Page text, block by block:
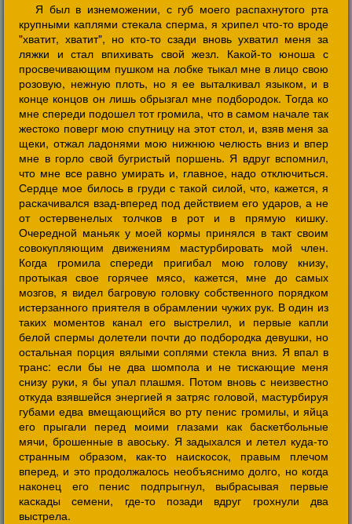
Я был в изнеможении, с губ моего распахнутого рта
крупными каплями стекала сперма, я хрипел что-то вроде
"хватит, хватит", но кто-то сзади вновь ухватил меня за
ляжки и стал впихивать свой жезл. Какой-то юноша с
просвечивающим пушком на лобке тыкал мне в лицо свою
розовую, нежную плоть, но я ее выталкивал языком, и в
конце концов он лишь обрызгал мне подбородок. Тогда ко
мне спереди подошел тот громила, что в самом начале так
жестоко поверг мою спутницу на этот стол, и, взяв меня за
щеки, отжал ладонями мою нижнюю челюсть вниз и впер
мне в горло свой бугристый поршень. Я вдруг вспомнил,
что мне все равно умирать и, главное, надо отключиться.
Сердце мое билось в груди с такой силой, что, кажется, я
раскачивался взад-вперед под действием его ударов, а не
от остервенелых толчков в рот и в прямую кишку.
Очередной маньяк у моей кормы принялся в такт своим
совокупляющим движениям мастурбировать мой член.
Когда громила спереди пригибал мою голову книзу,
протыкая свое горячее мясо, кажется, мне до самых
мозгов, я видел багровую головку собственного порядком
истерзанного приятеля в обрамлении чужих рук. В один из
таких моментов канал его выстрелил, и первые капли
белой спермы долетели почти до подбородка девушки, но
остальная порция вялыми соплями стекла вниз. Я впал в
транс: если бы не два шомпола и не тискающие меня
снизу руки, я бы упал плашмя. Потом вновь с неизвестно
откуда взявшейся энергией я затряс головой, мастурбируя
губами едва вмещающийся во рту пенис громилы, и яйца
его прыгали перед моими глазами как баскетбольные
мячи, брошенные в авоську. Я задыхался и летел куда-то
странным образом, как-то наискосок, правым плечом
вперед, и это продолжалось необъяснимо долго, но когда
наконец его пенис подпрыгнул, выбрасывая первые
каскады семени, где-то позади вдруг грохнули два
выстрела.